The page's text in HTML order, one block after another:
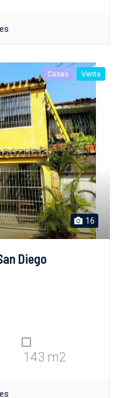
Casas Venta
16
Diego
143 m2